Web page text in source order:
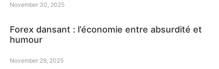
November 30, 2025
Forex dansant : l’économie entre absurdité et
humour
November 29, 2025